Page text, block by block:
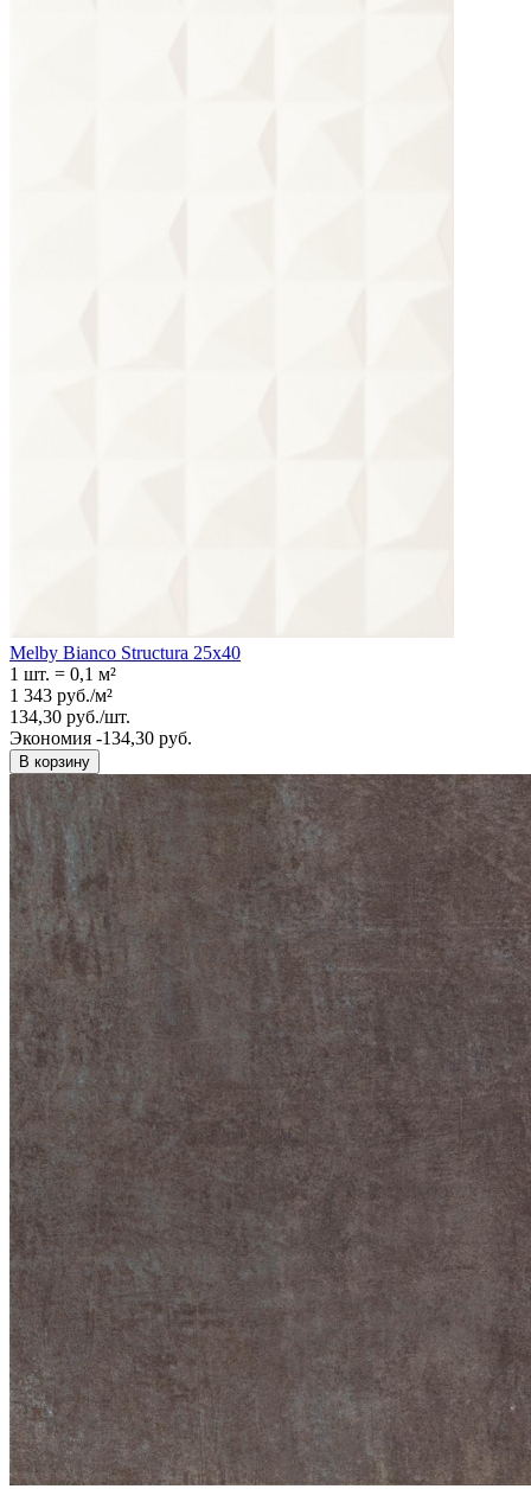
Melby Bianco Structura 25х40
1 шт. = 0,1 м²
1 343 руб./м²
134,30 руб./шт.
Экономия -134,30 руб.
В корзину